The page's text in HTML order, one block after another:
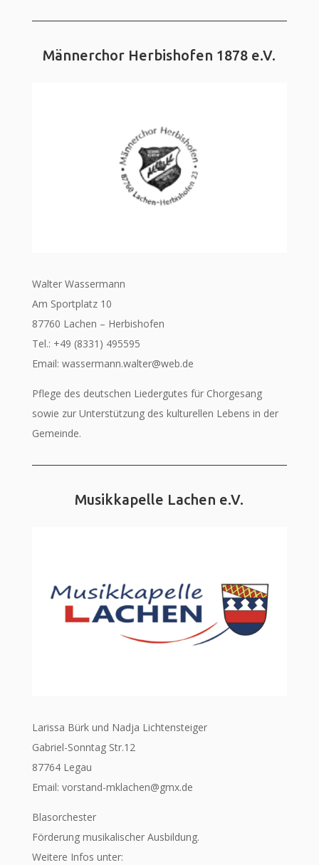
Männerchor Herbishofen 1878 e.V.
Walter Wassermann
Am Sportplatz 10
87760 Lachen – Herbishofen
Tel.: +49 (8331) 495595
Email: wassermann.walter@web.de
Pflege des deutschen Liedergutes für Chorgesang
sowie zur Unterstützung des kulturellen Lebens in der
Gemeinde.
Musikkapelle Lachen e.V.
Larissa Bürk und Nadja Lichtensteiger
Gabriel-Sonntag Str.12
87764 Legau
Email: vorstand-mklachen@gmx.de
Blasorchester
Förderung musikalischer Ausbildung.
Weitere Infos unter: